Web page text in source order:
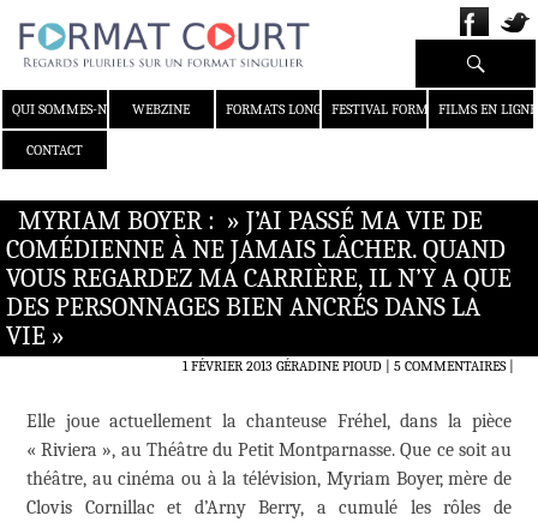
QUI SOMMES-NOUS ?WEBZINE FORMATS LONGS FESTIVAL FORMAT COURT
FILMS EN LIGNE
CONTACT
Recherche
MYRIAM BOYER : » J’AI PASSÉ MA VIE DE
COMÉDIENNE À NE JAMAIS LÂCHER. QUAND
VOUS REGARDEZ MA CARRIÈRE, IL N’Y A QUE
DES PERSONNAGES BIEN ANCRÉS DANS LA
VIE »
1 FÉVRIER 2013 GÉRADINE PIOUD 5 COMMENTAIRES|
Elle joue actuellement la chanteuse Fréhel, dans la pièce
« Riviera », au Théâtre du Petit Montparnasse. Que ce soit au
théâtre, au cinéma ou à la télévision, Myriam Boyer, mère de
Clovis Cornillac et d’Arny Berry, a cumulé les rôles de